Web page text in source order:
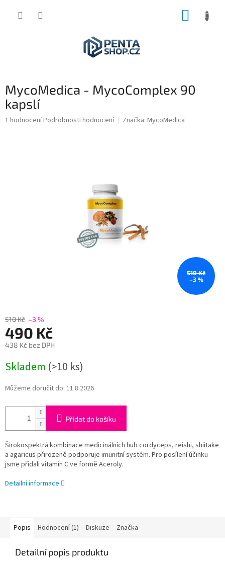
MycoMedica - MycoComplex 90
kapslí
Průměrné
1 hodnoceníPodrobnosti hodnocení Značka: MycoMedica
510 Kč
–3 %
510 Kč –3 %
490 Kč
438 Kč bez DPH
cena:
Skladem (>10 ks)
Můžeme doručit do: 11.8.2026
Přidat do košíku
Širokospektrá kombinace medicinálních hub cordyceps, reishi, shiitake
a agaricus přirozeně podporuje imunitní systém. Pro posílení účinku
jsme přidali vitamín C ve formě Aceroly.
Detailní informace
Popis Hodnocení (1) Diskuze Značka
Detailní popis produktu